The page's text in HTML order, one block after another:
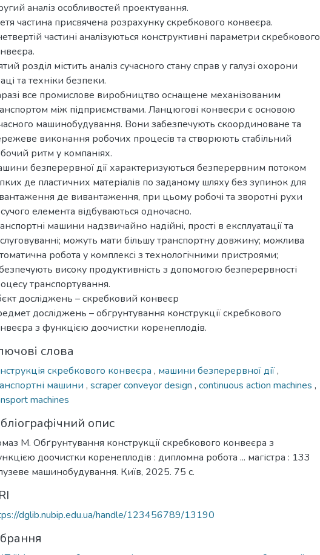
аналіз особливостей проектування.
частина присвячена розрахунку скребкового конвеєра.
частині аналізуються конструктивні параметри скребкового
розділ містить аналіз сучасного стану справ у галузі охорони
та техніки безпеки.
все промислове виробництво оснащене механізованим
між підприємствами. Ланцюгові конвеєри є основою
машинобудування. Вони забезпечують скоординоване та
виконання робочих процесів та створюють стабільний
ритм у компаніях.
безперервної дії характеризуються безперервним потоком
де пластичних матеріалів по заданому шляху без зупинок для
де вивантаження, при цьому робочі та зворотні рухи
елемента відбуваються одночасно.
машини надзвичайно надійні, прості в експлуатації та
можуть мати більшу транспортну довжину; можлива
робота у комплексі з технологічними пристроями;
високу продуктивність з допомогою безперервності
транспортування.
досліджень – скребковий конвеєр
досліджень – обгрунтування конструкції скребкового
з функцією доочистки коренеплодів.
слова
скребкового конвеєра , машини безперервної дії,
машини , scraper conveyor design , continuous action machines ,
machines
опис
М. Обґрунтування конструкції скребкового конвеєра з
доочистки коренеплодів : дипломна робота ... магістра : 133
машинобудування. Київ, 2025. 75 с.
dglib.nubip.edu.ua/handle/123456789/13190